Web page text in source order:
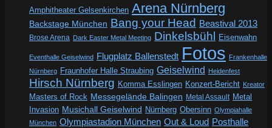
Amphitheater Gelsenkirchen Arena Nürnberg
Backstage München Bang your Head Beastival 2013
Brose Arena Dark Easter Metal Meeting Dinkelsbühl Eisenwahn
Eventhalle Geiselwind Flugplatz Ballenstedt Fotos
Frankenhalle
Nürnberg Fraunhofer Halle Straubing Geiselwind Heidenfest
Hirsch Nürnberg Komma Esslingen Konzert-Bericht Kreator
Masters of Rock Messegelände Balingen Metal Assault Metal
Invasion Musichall Geiselwind Nürnberg Obersinn Olympiahalle
München Olympiastadion München Out & Loud Posthalle